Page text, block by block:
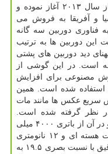
اینفینیكس تولید شده كه فعالیت خودرا از سال ۲۰۱۳ آغاز نموده و
و آفریقا به فروش می
دوربین سه گانه
این دوربین ها به ترتیب
پهنای دید دوربین های پشتی
در مجموع برابر با ۱۲۰ درجه است. در این گوشی از
مصنوعی برای افزایش
استفاده شده است. همین
سریع عكس ها مانند مات
نظر گرفته شده است.
سیستم عامل این گوشی اندروید ۹ بوده و در آن از باتری ۴۰۰۰ میلی
آمپری استفاده شده است. پردازنده هشت هسته ای و ۱۲ نانومتری
Helio P۲۲ و نمایشگر ۶.۲۱ اینچی فوق دقیق با نسبت بصری ۱۹.۵ به